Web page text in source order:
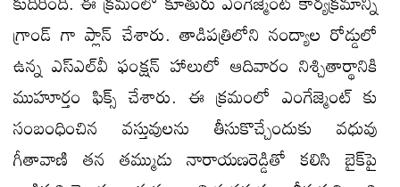
గ్రాండ్ గా ప్లాన్ చేశారు. తాడిపత్రిలోని నంద్యాల రోడ్డులో
ఉన్న ఎస్ఎల్‌వీ ఫంక్షన్‌ హాలులో ఆదివారం నిశ్చితార్థానికి
ముహూర్తం ఫిక్స్ చేశారు. ఈ క్రమంలో ఎంగేజ్మెంట్ కు
సంబంధించిన వస్తువులను తీసుకొచ్చేందుకు వధువు
గీతావాణి తన తమ్ముడు నారాయణరెడ్డితో కలిసి బైక్‌పై